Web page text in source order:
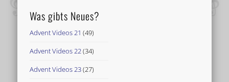
Was gibts Neues?
Advent Videos 21 (49)
Advent Videos 22(34)
Advent Videos 23(27)